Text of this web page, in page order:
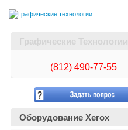
Графические Технологии
(812) 490-77-55
Оборудование Xerox